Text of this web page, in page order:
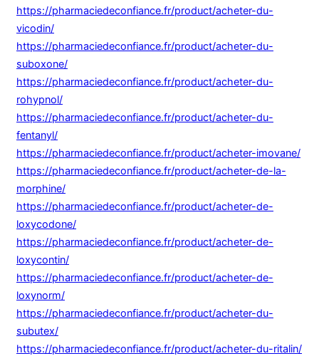
https://pharmaciedeconfiance.fr/product/acheter-du-
vicodin/
https://pharmaciedeconfiance.fr/product/acheter-du-
suboxone/
https://pharmaciedeconfiance.fr/product/acheter-du-
rohypnol/
https://pharmaciedeconfiance.fr/product/acheter-du-
fentanyl/
https://pharmaciedeconfiance.fr/product/acheter-imovane/
https://pharmaciedeconfiance.fr/product/acheter-de-la-
morphine/
https://pharmaciedeconfiance.fr/product/acheter-de-
loxycodone/
https://pharmaciedeconfiance.fr/product/acheter-de-
loxycontin/
https://pharmaciedeconfiance.fr/product/acheter-de-
loxynorm/
https://pharmaciedeconfiance.fr/product/acheter-du-
subutex/
https://pharmaciedeconfiance.fr/product/acheter-du-ritalin/